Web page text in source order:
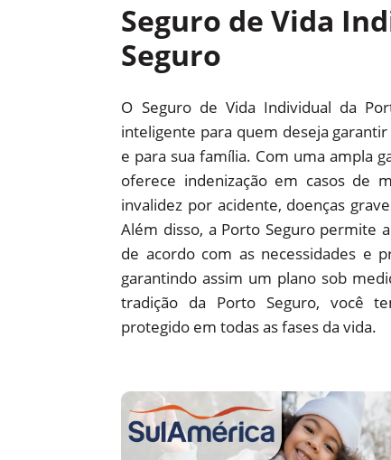
Seguro de Vida
Seguro
O Seguro de Vida Individual da
inteligente para quem deseja
e para sua família. Com uma ampla
oferece indenização em casos de
invalidez por acidente, doenças
Além disso, a Porto Seguro permite
de acordo com as necessidades e
garantindo assim um plano sob
tradição da Porto Seguro, você
protegido em todas as fases da vida.